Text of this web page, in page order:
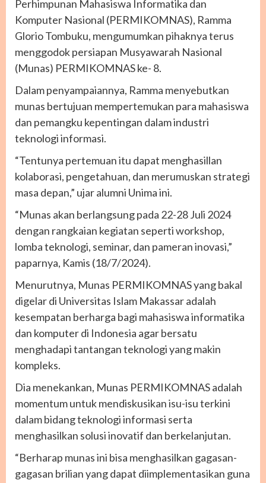
Perhimpunan Mahasiswa Informatika dan
Komputer Nasional (PERMIKOMNAS), Ramma
Glorio Tombuku, mengumumkan pihaknya terus
menggodok persiapan Musyawarah Nasional
(Munas) PERMIKOMNAS ke- 8.
Dalam penyampaiannya, Ramma menyebutkan
munas bertujuan mempertemukan para mahasiswa
dan pemangku kepentingan dalam industri
teknologi informasi.
“Tentunya pertemuan itu dapat menghasillan
kolaborasi, pengetahuan, dan merumuskan strategi
masa depan,” ujar alumni Unima ini.
“Munas akan berlangsung pada 22-28 Juli 2024
dengan rangkaian kegiatan seperti workshop,
lomba teknologi, seminar, dan pameran inovasi,”
paparnya, Kamis (18/7/2024).
Menurutnya, Munas PERMIKOMNAS yang bakal
digelar di Universitas Islam Makassar adalah
kesempatan berharga bagi mahasiswa informatika
dan komputer di Indonesia agar bersatu
menghadapi tantangan teknologi yang makin
kompleks.
Dia menekankan, Munas PERMIKOMNAS adalah
momentum untuk mendiskusikan isu-isu terkini
dalam bidang teknologi informasi serta
menghasilkan solusi inovatif dan berkelanjutan.
“Berharap munas ini bisa menghasilkan gagasan-
gagasan brilian yang dapat diimplementasikan guna